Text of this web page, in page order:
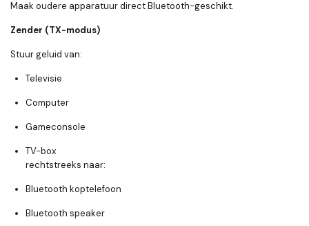
Maak oudere apparatuur direct Bluetooth-geschikt.
Zender (TX-modus)
Stuur geluid van:
Televisie
Computer
Gameconsole
TV-box
rechtstreeks naar:
Bluetooth koptelefoon
Bluetooth speaker